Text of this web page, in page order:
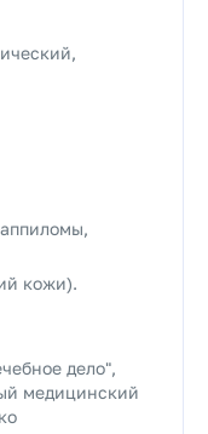
кожи).
дело",
медицинский